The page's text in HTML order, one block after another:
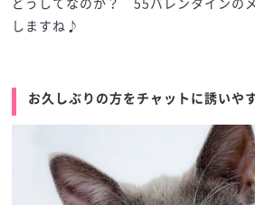
どうしてなのか？ 55バレンタインの
しますね♪
お久しぶりの方をチャットに誘いや